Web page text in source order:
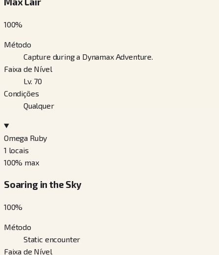
100%
Método
Capture during a Dynamax Adventure.
Faixa de Nível
Lv. 70
Condições
Qualquer
Omega Ruby
1 locais
100% max
Soaring in the Sky
100%
Método
Static encounter
Faixa de Nível